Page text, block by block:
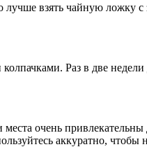
взять чайную ложку
Раз в две
очень привлекательны
аккуратно, чтобы